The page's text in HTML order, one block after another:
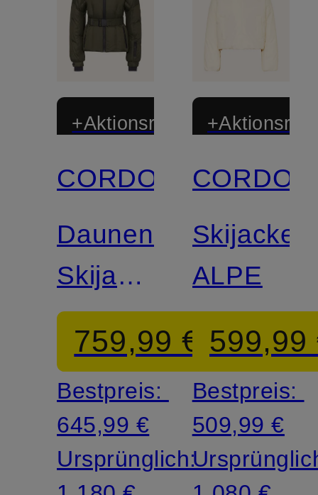
+Aktionsrabatt
CORDOVA
Daunen-
Skijacke
MONTEROSA
759,99 €
Bestpreis:
645,99 €
Ursprünglich:
Skijacke
ALPE
599,99
Bestpreis:
509,99 €